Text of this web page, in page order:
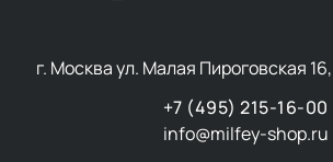
табака, пряный ром, хо вуд,
Средние ноты (сердце аромата)
ваниль, бобы тонка, гелиотроп,
г. Москва ул. Малая Пироговская
+7 (495) 215-16-00
info@milfey-shop.ru